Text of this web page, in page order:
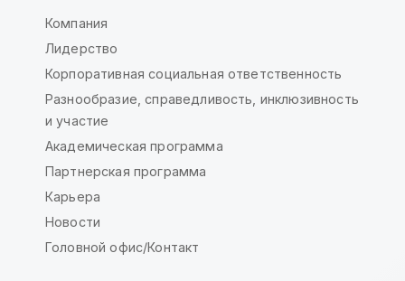
Компания
Лидерство
Корпоративная социальная ответственность
Разнообразие, справедливость, инклюзивность
и участие
Академическая программа
Партнерская программа
Карьера
Новости
Головной офис/Контакт